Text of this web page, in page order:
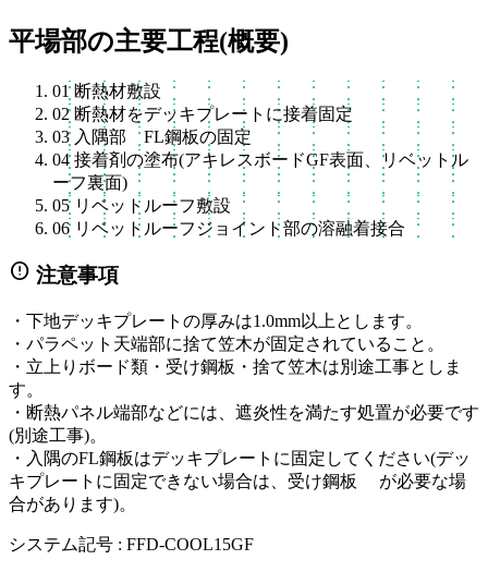
平場部の主要工程(概要)
01 断熱材敷設
02 断熱材をデッキプレートに接着固定
03 入隅部 FL鋼板の固定
04 接着剤の塗布(アキレスボードGF表面、リベットル
ーフ裏面)
05 リベットルーフ敷設
06 リベットルーフジョイント部の溶融着接合
error 注意事項
・下地デッキプレートの厚みは1.0mm以上とします。
・パラペット天端部に捨て笠木が固定されていること。
・立上りボード類・受け鋼板・捨て笠木は別途工事としま
す。
・断熱パネル端部などには、遮炎性を満たす処置が必要です
(別途工事)。
・入隅のFL鋼板はデッキプレートに固定してください(デッ
キプレートに固定できない場合は、受け鋼板 が必要な場
合があります)。
システム記号 : FFD-COOL15GF